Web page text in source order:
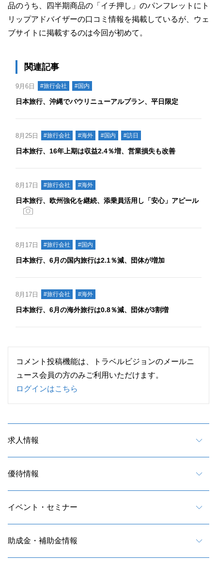
品のうち、四半期商品の「イチ押し」のパンフレットにト
リップアドバイザーの口コミ情報を掲載しているが、ウェ
ブサイトに掲載するのは今回が初めて。
関連記事
9月6日 #旅行会社 #国内
日本旅行、沖縄でバウリニューアルプラン、平日限定
8月25日 #旅行会社 #海外 #国内 #訪日
日本旅行、16年上期は収益2.4％増、営業損失も改善
8月17日 #旅行会社 #海外
日本旅行、欧州強化を継続、添乗員活用し「安心」アピール
8月17日 #旅行会社 #国内
日本旅行、6月の国内旅行は2.1％減、団体が増加
8月17日 #旅行会社 #海外
日本旅行、6月の海外旅行は0.8％減、団体が3割増
コメント投稿機能は、トラベルビジョンのメールニ
ュース会員の方のみご利用いただけます。
ログインはこちら
求人情報
優待情報
イベント・セミナー
助成金・補助金情報